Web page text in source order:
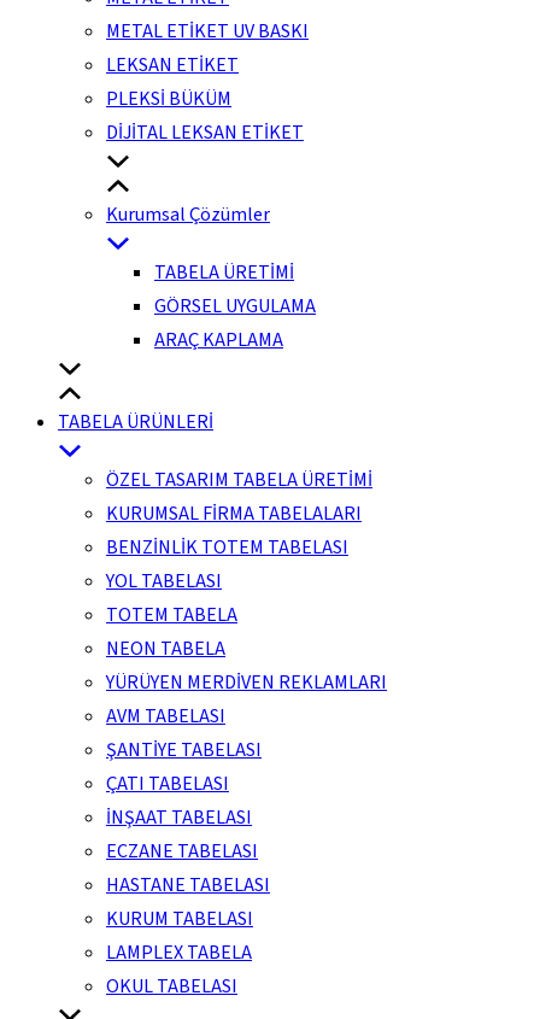
METAL ETİKET UV BASKI
LEKSAN ETİKET
PLEKSİ BÜKÜM
DİJİTAL LEKSAN ETİKET
Kurumsal Çözümler
TABELA ÜRETİMİ
GÖRSEL UYGULAMA
ARAÇ KAPLAMA
TABELA ÜRÜNLERİ
ÖZEL TASARIM TABELA ÜRETİMİ
KURUMSAL FİRMA TABELALARI
BENZİNLİK TOTEM TABELASI
YOL TABELASI
TOTEM TABELA
NEON TABELA
YÜRÜYEN MERDİVEN REKLAMLARI
AVM TABELASI
ŞANTİYE TABELASI
ÇATI TABELASI
İNŞAAT TABELASI
ECZANE TABELASI
HASTANE TABELASI
KURUM TABELASI
LAMPLEX TABELA
OKUL TABELASI